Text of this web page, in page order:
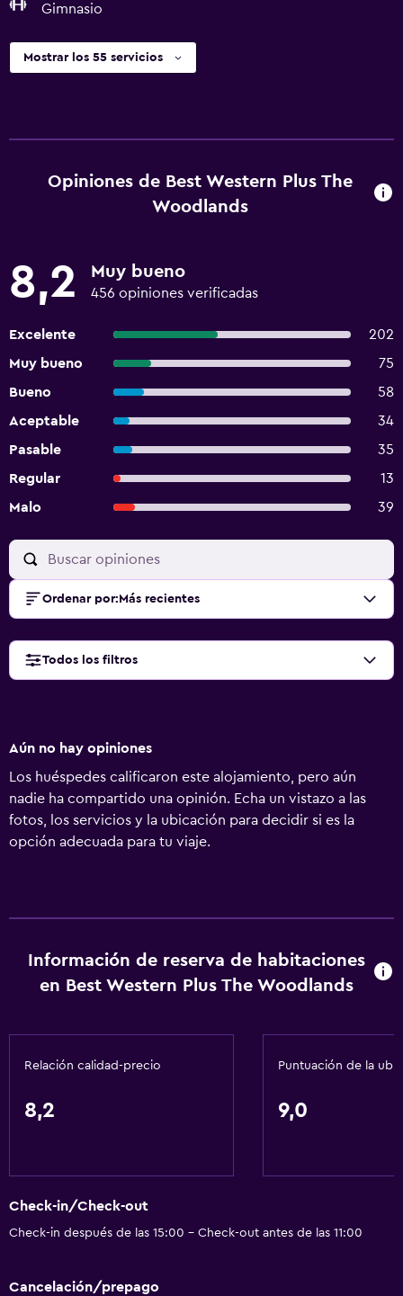
Gimnasio
Mostrar los 55 servicios
Opiniones de Best Western Plus The
Woodlands
8,2 Muy bueno
456 opiniones verificadas
Excelente
202
Muy bueno
75
Bueno
58
Aceptable
34
Pasable
35
Regular
13
Malo
39
Ordenar por: Más recientes
Todos los filtros
Aún no hay opiniones
Los huéspedes calificaron este alojamiento, pero aún
nadie ha compartido una opinión. Echa un vistazo a las
fotos, los servicios y la ubicación para decidir si es la
opción adecuada para tu viaje.
Información de reserva de habitaciones
en Best Western Plus The Woodlands
Relación calidad-precio
8,2
Puntuación de la
9,0
Check-in/Check-out
Check-in después de las 15:00 - Check-out antes de las 11:00
Cancelación/prepago